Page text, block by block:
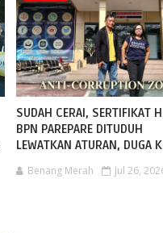
SUDAH CERAI, SERTIFIKAT
BPN PAREPARE DITUDUH
LEWATKAN ATURAN, DUGA
Benang Merah Jul 26,